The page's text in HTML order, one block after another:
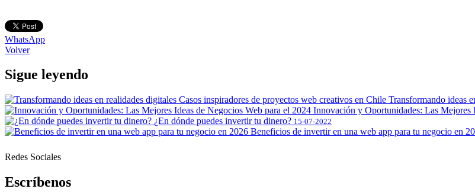
WhatsApp
Volver
Sigue leyendo
Transformando ideas
Innovación y Oportunidades: Las Mejores
¿En dónde puedes invertir tu dinero? 15-07-2022
Beneficios de invertir en una web app para tu negocio en
Redes Sociales
Escríbenos